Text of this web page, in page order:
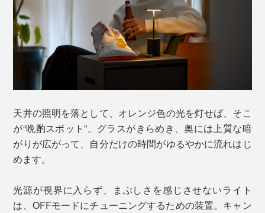
天井の照明を落として、オレンジ色の光を灯せば、そこ
が“晩酌スポット”。グラスがきらめき、奥には上質な暗
がりが広がって、自分だけの時間がゆるやかに流れはじ
めます。
光源が視界に入らず、まぶしさを感じさせないライト
は、OFFモードにチューニングするための装置。キャン